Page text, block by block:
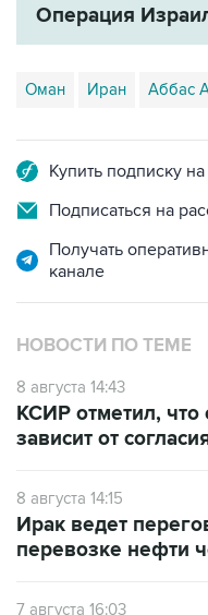
Операция
Оман Иран Аббас
Купить подписку
Подписаться на
Получать
канале
НОВОСТИ ПО ТЕМЕ
8 августа 14:43
КСИР отметил,
зависит от
8 августа 14:15
Ирак ведет
перевозке нефти
7 августа 16:03